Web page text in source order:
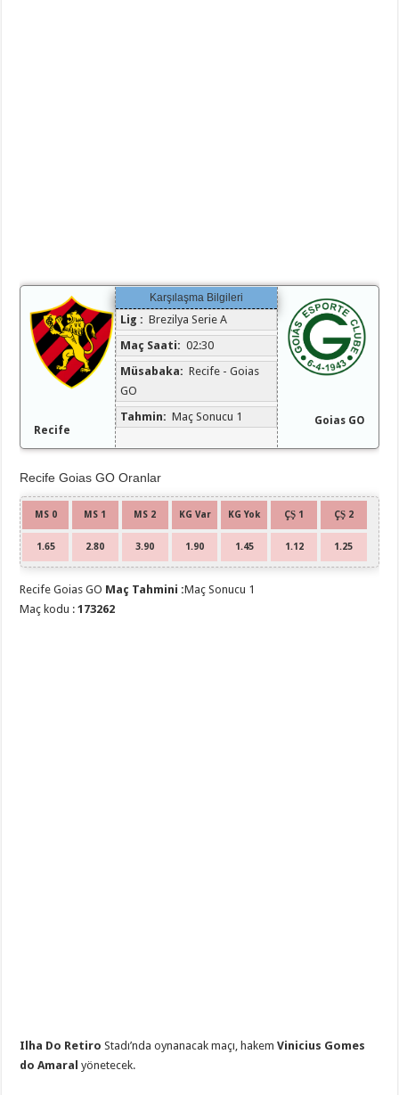
Recife
Karşılaşma Bilgileri
Lig : Brezilya Serie A
Maç Saati: 02:30
Müsabaka: Recife - Goias
GO
Tahmin: Maç Sonucu 1 Goias GO
Recife Goias GO Oranlar
MS 0 MS 1 MS 2 KG Var KG Yok ÇŞ 1 ÇŞ 2
1.65 2.80 3.90 1.90 1.45 1.12 1.25
Recife Goias GO Maç Tahmini :Maç Sonucu 1
Maç kodu :173262
Ilha Do Retiro Stadı’nda oynanacak maçı, hakemVinicius Gomes
do Amaral yönetecek.